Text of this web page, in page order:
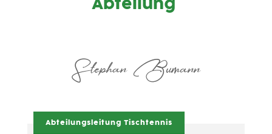
Abteilung
Stephan Bumann
Abteilungsleitung Tischtennis